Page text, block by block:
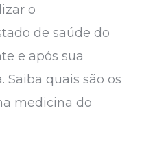
o
de saúde do
e após sua
Saiba quais são os
medicina do